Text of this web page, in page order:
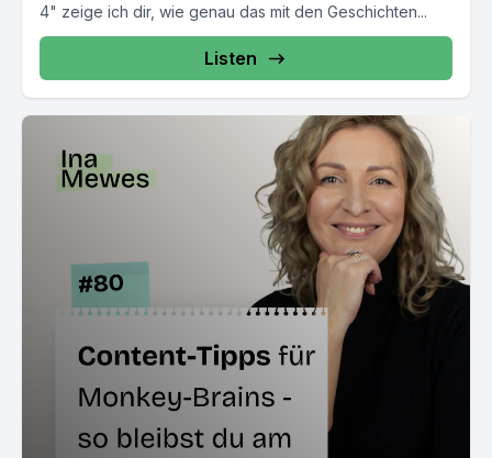
4" zeige ich dir, wie genau das mit den Geschichten...
Listen